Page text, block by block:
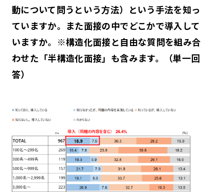
動について問うという方法）という手法を知っ
ていますか。また面接の中でどこかで導入して
いますか。※構造化面接と自由な質問を組み合
わせた「半構造化面接」も含みます。（単一回
答）